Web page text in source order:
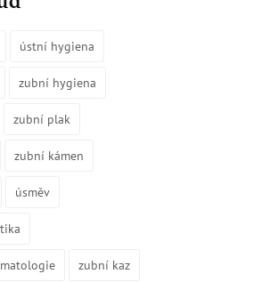
ústní hygiena
zubní hygiena
zubní plak
zubní kámen
úsměv
zubní kaz